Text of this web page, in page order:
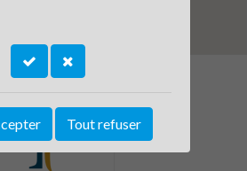
Tout refuser